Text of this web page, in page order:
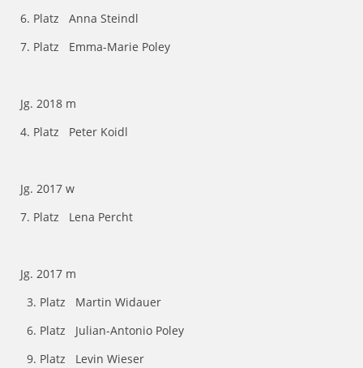
6. Platz Anna Steindl
7. Platz Emma-Marie Poley
Jg. 2018 m
4. Platz Peter Koidl
Jg. 2017 w
7. Platz Lena Percht
Jg. 2017 m
3. Platz Martin Widauer
6. Platz Julian-Antonio Poley
9. Platz Levin Wieser